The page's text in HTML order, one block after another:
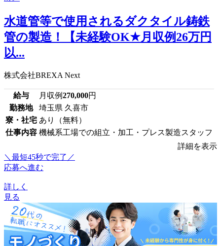
水道管等で使用されるダクタイル鋳鉄
管の製造！【未経験OK★月収例26万円
以...
株式会社BREXA Next
給与 月収例270,000円
勤務地
埼玉県 久喜市
寮・社宅 あり（無料）
仕事内容 機械系工場での組立・加工・プレス製造スタッフ
詳細を表示
＼最短45秒で完了／
応募へ進む
詳しく
見る